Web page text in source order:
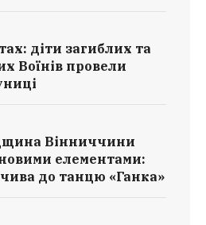
діти загиблих та
Воїнів провели
Вінниччини
елементами:
до танцю «Ганка»